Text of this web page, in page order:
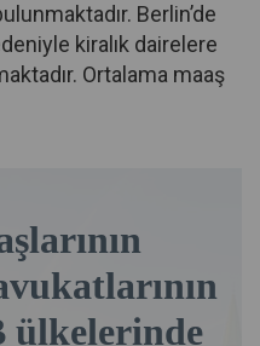
Berlin’de
kiralık dairelere
Ortalama maaş
ülkelerinde